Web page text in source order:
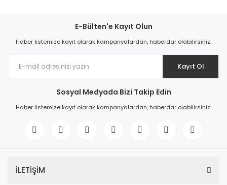
E-Bülten'e Kayıt Olun
Haber listemize kayıt olarak kampanyalardan, haberdar olabilirsiniz.
Kayıt Ol
Sosyal Medyada Bizi Takip Edin
Haber listemize kayıt olarak kampanyalardan, haberdar olabilirsiniz.
İLETİŞİM